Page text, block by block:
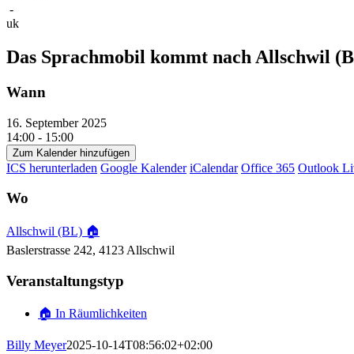
-
uk
Das Sprachmobil kommt nach Allschwil
Wann
16. September 2025
14:00 - 15:00
Zum Kalender hinzufügen
ICS herunterladen Google Kalender iCalendar Office 365 Outlook
Wo
Allschwil (BL) 🏠
Baslerstrasse 242, 4123 Allschwil
Veranstaltungstyp
🏠 In Räumlichkeiten
Billy Meyer2025-10-14T08:56:02+02:00